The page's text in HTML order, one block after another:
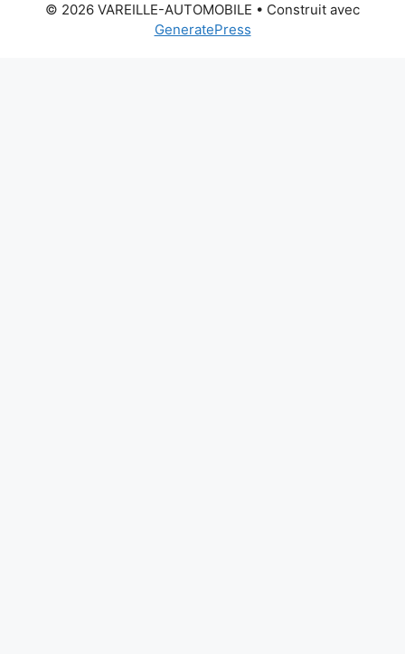
© 2026 VAREILLE-AUTOMOBILE • Construit avec
GeneratePress